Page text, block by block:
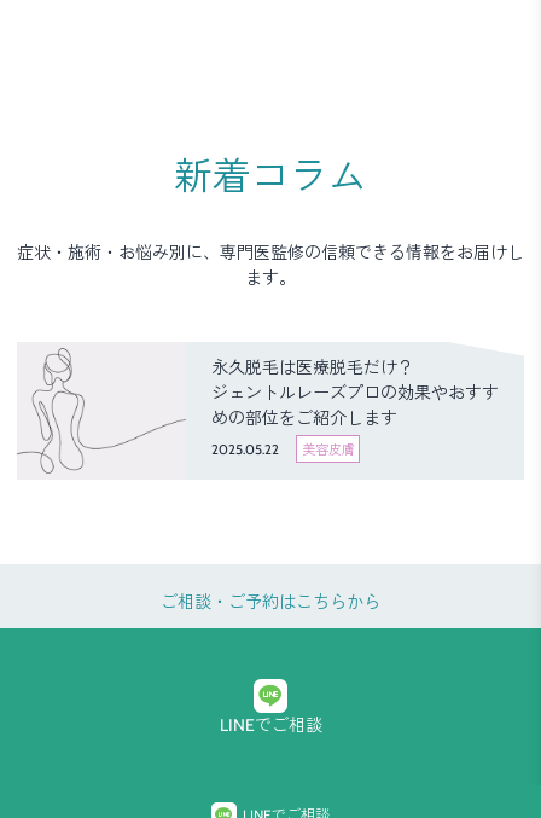
新着コラム
症状・施術・お悩み別に、専門医監修の信頼できる情報をお届けし
ます。
永久脱毛は医療脱毛だけ？
ジェントルレーズプロの効果やおすす
めの部位をご紹介します
2025.05.22 美容皮膚
ご相談・ご予約はこちらから
LINEでご相談
LINEでご相談
プライバシーポリシー